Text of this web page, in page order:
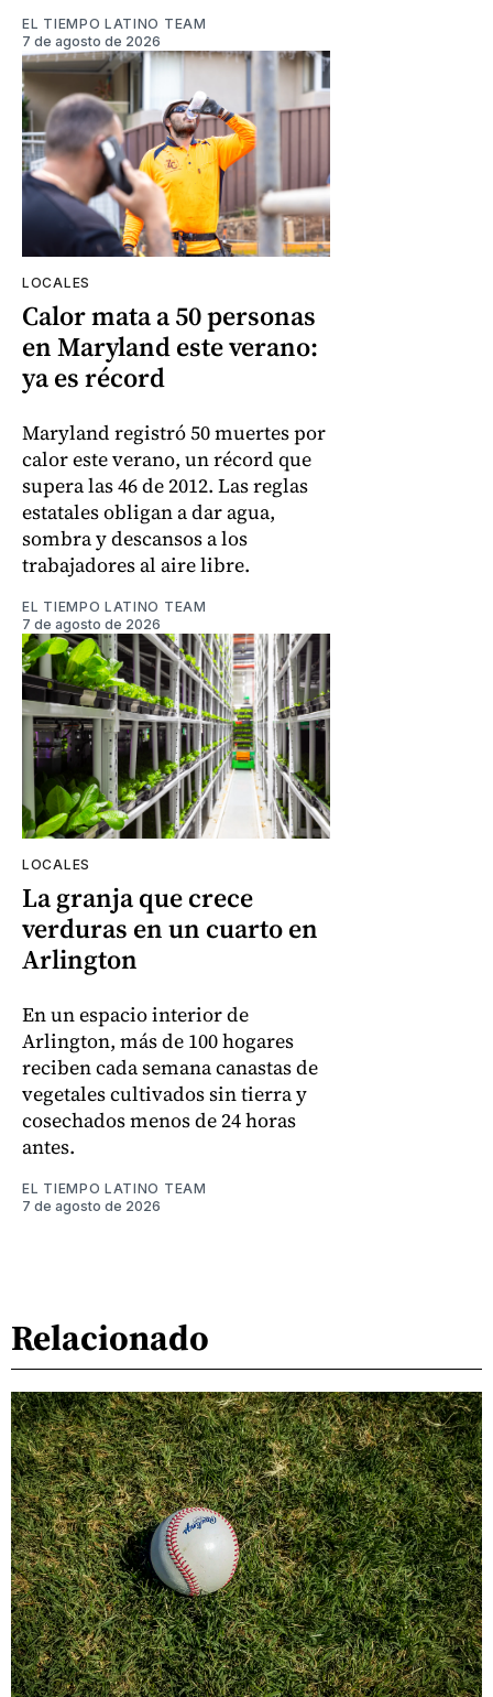
EL TIEMPO LATINO TEAM
7 de agosto de 2026
LOCALES
Calor mata a 50 personas
en Maryland este verano:
ya es récord
Maryland registró 50 muertes por
calor este verano, un récord que
supera las 46 de 2012. Las reglas
estatales obligan a dar agua,
sombra y descansos a los
trabajadores al aire libre.
EL TIEMPO LATINO TEAM
7 de agosto de 2026
LOCALES
La granja que crece
verduras en un cuarto en
Arlington
En un espacio interior de
Arlington, más de 100 hogares
reciben cada semana canastas de
vegetales cultivados sin tierra y
cosechados menos de 24 horas
antes.
EL TIEMPO LATINO TEAM
7 de agosto de 2026
Relacionado